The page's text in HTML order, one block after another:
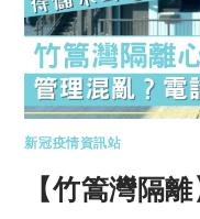
新冠疫情資訊站
【竹篙灣隔